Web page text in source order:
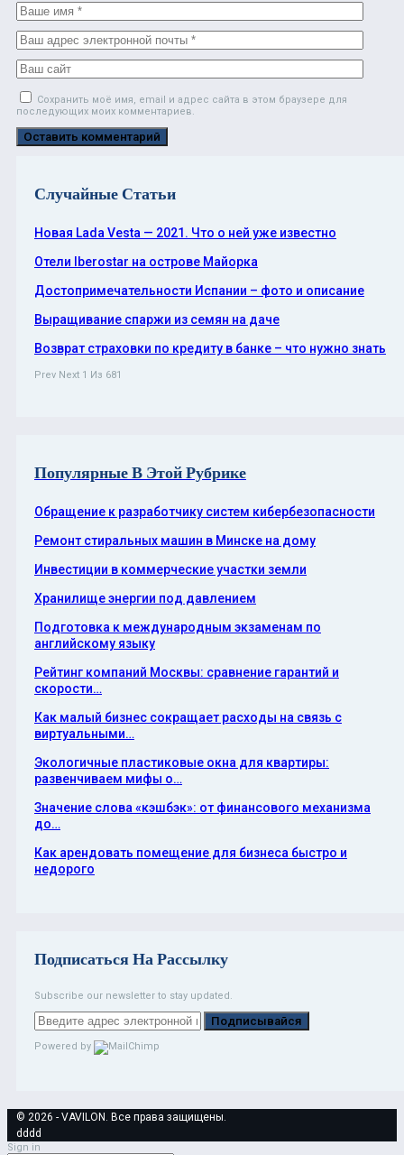
Сохранить моё имя, email и адрес сайта в этом браузере для
последующих моих комментариев.
Случайные Статьи
Новая Lada Vesta — 2021. Что о ней уже известно
Отели Iberostar на острове Майорка
Достопримечательности Испании – фото и описание
Выращивание спаржи из семян на даче
Возврат страховки по кредиту в банке – что нужно знать
Prev Next 1 Из 681
Популярные В Этой Рубрике
Обращение к разработчику систем кибербезопасности
Ремонт стиральных машин в Минске на дому
Инвестиции в коммерческие участки земли
Хранилище энергии под давлением
Подготовка к международным экзаменам по
английскому языку
Рейтинг компаний Москвы: сравнение гарантий и
скорости…
Как малый бизнес сокращает расходы на связь с
виртуальными…
Экологичные пластиковые окна для квартиры:
развенчиваем мифы о…
Значение слова «кэшбэк»: от финансового механизма
до…
Как арендовать помещение для бизнеса быстро и
недорого
Подписаться На Рассылку
Subscribe our newsletter to stay updated.
Подписывайся
Powered by
© 2026 - VAVILON. Все права защищены.
dddd
Sign in